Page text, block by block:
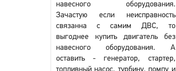
навесного оборудования.
Зачастую если неисправность
связанна с самим ДВС, то
выгоднее купить двигатель без
навесного оборудования. А
оставить - генератор, стартер,